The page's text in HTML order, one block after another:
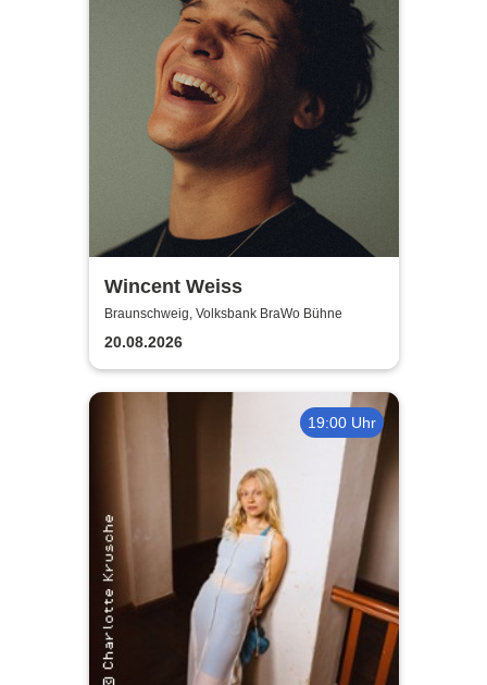
Wincent Weiss
Braunschweig, Volksbank BraWo Bühne
20.08.2026
19:00 Uhr